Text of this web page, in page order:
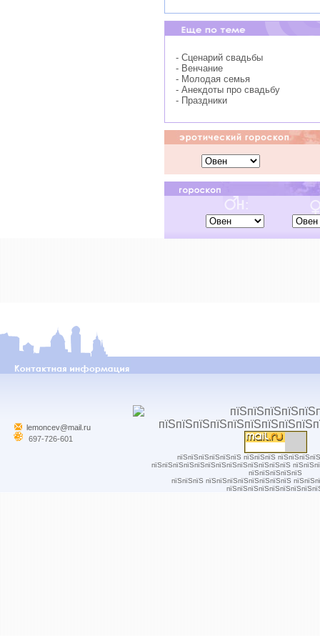
- Сценарий свадьбы
- Венчание
- Молодая семья
- Анекдоты про свадьбу
- Праздники
lemoncev@mail.ru
697-726-601
пїЅпїЅпїЅпїЅпїЅпїЅ пїЅпїЅпїЅ
пїЅпїЅпїЅпїЅпїЅпїЅпїЅпїЅпїЅпїЅпїЅпїЅпїЅ
пїЅпїЅпїЅпїЅпїЅ
пїЅпїЅпїЅ пїЅпїЅпїЅпїЅпїЅпїЅпїЅпїЅ